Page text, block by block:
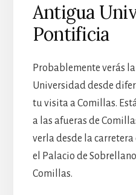
Antigua
Pontificia
Probablemente verás
Universidad desde
tu visita a Comillas.
a las afueras de
verla desde la
el Palacio de
Comillas.